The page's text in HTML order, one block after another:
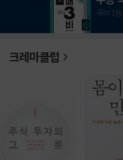
크레마클럽